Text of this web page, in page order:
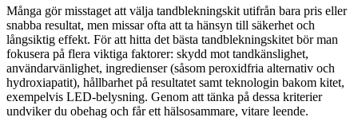
Många gör misstaget att välja tandblekningskit utifrån bara pris eller
snabba resultat, men missar ofta att ta hänsyn till säkerhet och
långsiktig effekt. För att hitta det bästa tandblekningskitet bör man
fokusera på flera viktiga faktorer: skydd mot tandkänslighet,
användarvänlighet, ingredienser (såsom peroxidfria alternativ och
hydroxiapatit), hållbarhet på resultatet samt teknologin bakom kitet,
exempelvis LED-belysning. Genom att tänka på dessa kriterier
undviker du obehag och får ett hälsosammare, vitare leende.